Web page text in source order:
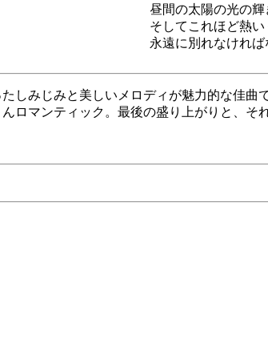
昼間の太陽の光の輝
そしてこれほど熱
永遠に別れなけれ
しみじみと美しいメロディが魅力的な佳
ロマンティック。最後の盛り上がりと、そ